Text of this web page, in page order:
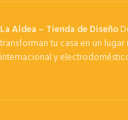
La Aldea – Tienda de Diseño
transforman tu casa en un
internacional y